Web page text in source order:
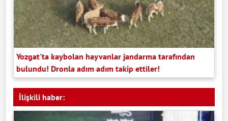
Yozgat'ta kaybolan hayvanlar jandarma tarafından
bulundu! Dronla adım adım takip ettiler!
İlişkili haber: